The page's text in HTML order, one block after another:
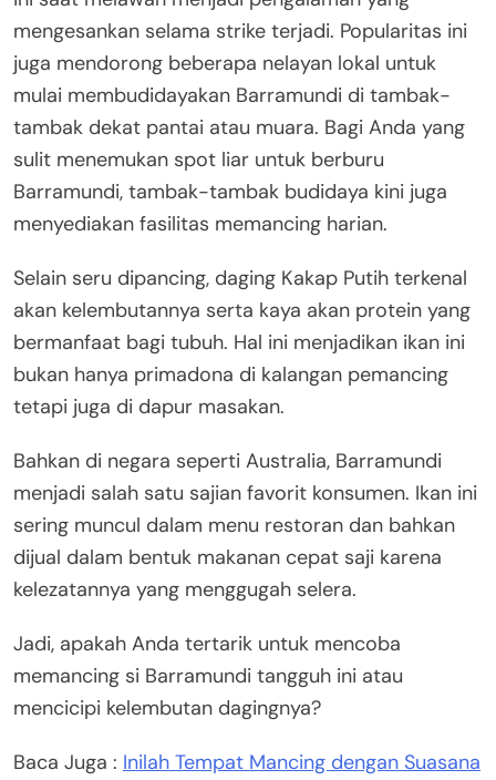
mengesankan selama strike terjadi. Popularitas ini
juga mendorong beberapa nelayan lokal untuk
mulai membudidayakan Barramundi di tambak-
tambak dekat pantai atau muara. Bagi Anda yang
sulit menemukan spot liar untuk berburu
Barramundi, tambak-tambak budidaya kini juga
menyediakan fasilitas memancing harian.
Selain seru dipancing, daging Kakap Putih terkenal
akan kelembutannya serta kaya akan protein yang
bermanfaat bagi tubuh. Hal ini menjadikan ikan ini
bukan hanya primadona di kalangan pemancing
tetapi juga di dapur masakan.
Bahkan di negara seperti Australia, Barramundi
menjadi salah satu sajian favorit konsumen. Ikan ini
sering muncul dalam menu restoran dan bahkan
dijual dalam bentuk makanan cepat saji karena
kelezatannya yang menggugah selera.
Jadi, apakah Anda tertarik untuk mencoba
memancing si Barramundi tangguh ini atau
mencicipi kelembutan dagingnya?
Baca Juga : Inilah Tempat Mancing dengan Suasana